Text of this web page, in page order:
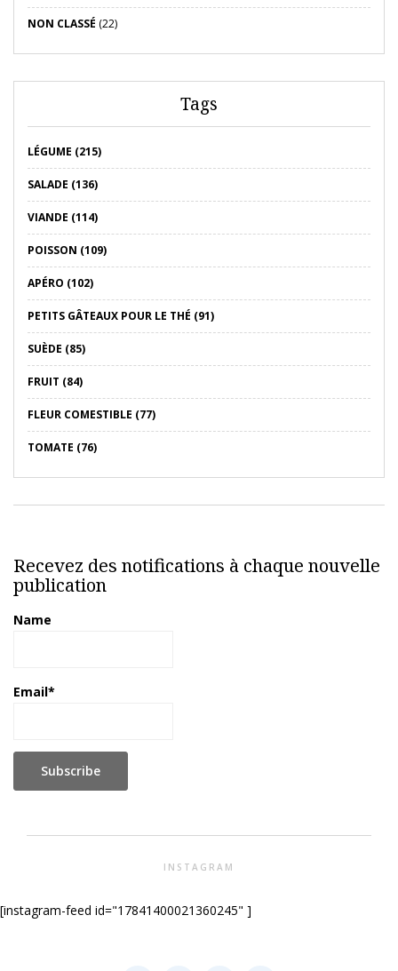
NON CLASSÉ (22)
Tags
LÉGUME (215)
SALADE (136)
VIANDE (114)
POISSON (109)
APÉRO (102)
PETITS GÂTEAUX POUR LE THÉ (91)
SUÈDE (85)
FRUIT (84)
FLEUR COMESTIBLE (77)
TOMATE (76)
Recevez des notifications à chaque nouvelle
publication
Name
Email*
INSTAGRAM
[instagram-feed id="17841400021360245" ]